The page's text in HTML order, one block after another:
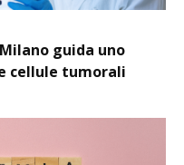
guida uno
cellule tumorali